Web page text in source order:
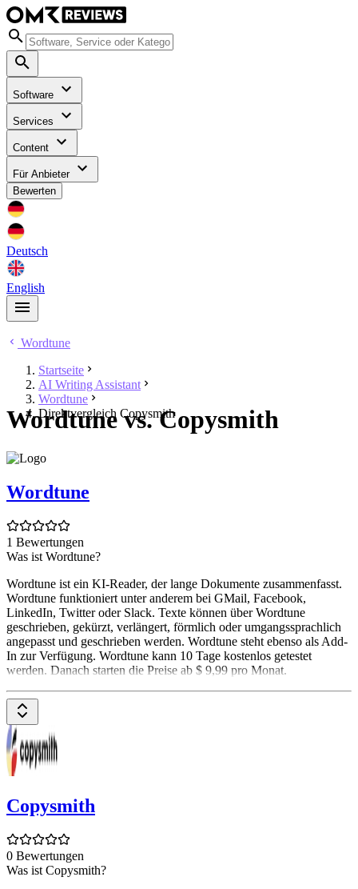
Software
Services
Content
Für Anbieter
Bewerten
Deutsch
English
Wordtune
Startseite
AI Writing Assistant
Wordtune
Direktvergleich Copysmith
Wordtune vs. Copysmith
Wordtune
1 Bewertungen
Was ist Wordtune?
Wordtune ist ein KI-Reader, der lange Dokumente zusammenfasst.
Wordtune funktioniert unter anderem bei GMail, Facebook,
LinkedIn, Twitter oder Slack. Texte können über Wordtune
geschrieben, gekürzt, verlängert, förmlich oder umgangssprachlich
angepasst und geschrieben werden. Wordtune steht ebenso als Add-
In zur Verfügung. Wordtune kann 10 Tage kostenlos getestet
werden. Danach starten die Preise ab $ 9,99 pro Monat.
Copysmith
0 Bewertungen
Was ist Copysmith?